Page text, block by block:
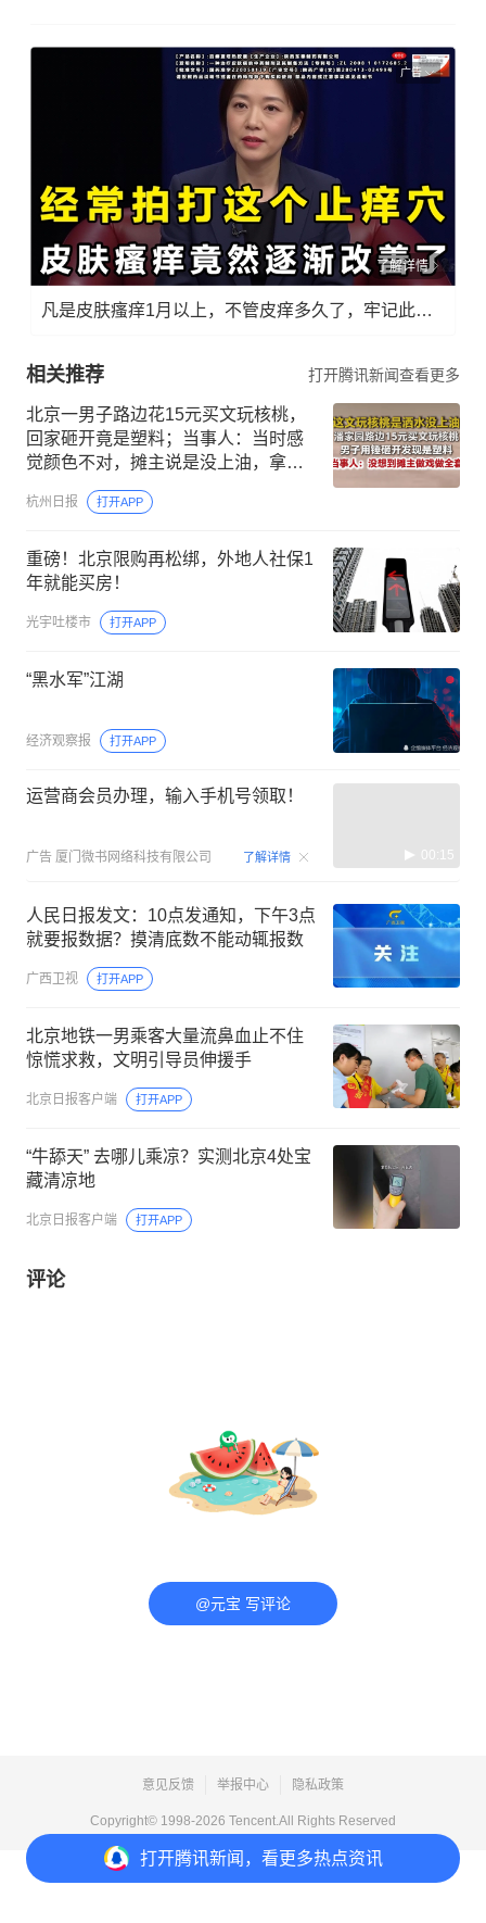
打开腾讯新闻，看更多热点资讯
广告
了解详情
凡是皮肤瘙痒1月以上，不管皮痒多久了，牢记此法，快！准！狠！
相关推荐 打开腾讯新闻查看更多
北京一男子路边花15元买文玩核桃，
回家砸开竟是塑料；当事人：当时感
觉颜色不对，摊主说是没上油，拿回
去晒几天就好，没想到她做戏做全套
杭州日报 打开APP
重磅！北京限购再松绑，外地人社保1
年就能买房！
光宇吐楼市 打开APP
“黑水军”江湖
经济观察报 打开APP
运营商会员办理，输入手机号领取！
广告 厦门微书网络科技有限公司 了解详情 00:15
人民日报发文：10点发通知，下午3点
就要报数据？摸清底数不能动辄报数
广西卫视 打开APP
北京地铁一男乘客大量流鼻血止不住
惊慌求救，文明引导员伸援手
北京日报客户端 打开APP
“牛舔天” 去哪儿乘凉？实测北京4处宝
藏清凉地
北京日报客户端 打开APP
评论
@元宝 写评论
意见反馈 举报中心 隐私政策
Copyright© 1998-2026 Tencent.All Rights Reserved